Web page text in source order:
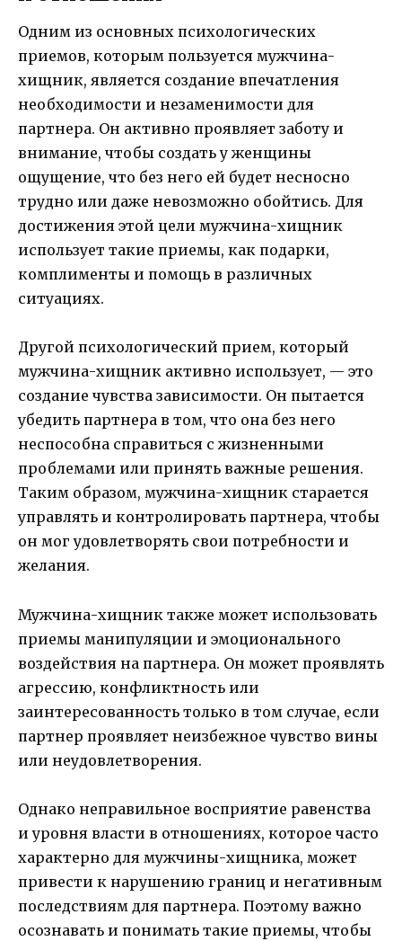
Одним из основных психологических
приемов, которым пользуется мужчина-
хищник, является создание впечатления
необходимости и незаменимости для
партнера. Он активно проявляет заботу и
внимание, чтобы создать у женщины
ощущение, что без него ей будет несносно
трудно или даже невозможно обойтись. Для
достижения этой цели мужчина-хищник
использует такие приемы, как подарки,
комплименты и помощь в различных
ситуациях.
Другой психологический прием, который
мужчина-хищник активно использует, — это
создание чувства зависимости. Он пытается
убедить партнера в том, что она без него
неспособна справиться с жизненными
проблемами или принять важные решения.
Таким образом, мужчина-хищник старается
управлять и контролировать партнера, чтобы
он мог удовлетворять свои потребности и
желания.
Мужчина-хищник также может использовать
приемы манипуляции и эмоционального
воздействия на партнера. Он может проявлять
агрессию, конфликтность или
заинтересованность только в том случае, если
партнер проявляет неизбежное чувство вины
или неудовлетворения.
Однако неправильное восприятие равенства
и уровня власти в отношениях, которое часто
характерно для мужчины-хищника, может
привести к нарушению границ и негативным
последствиям для партнера. Поэтому важно
осознавать и понимать такие приемы, чтобы